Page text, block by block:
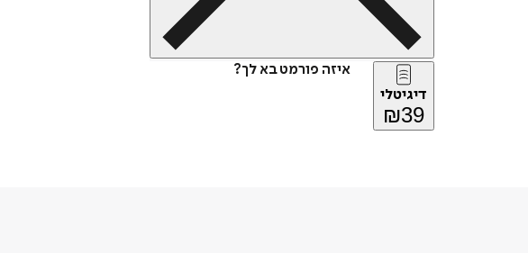
איזה פורמט בא לך?
דיגיטלי
₪39